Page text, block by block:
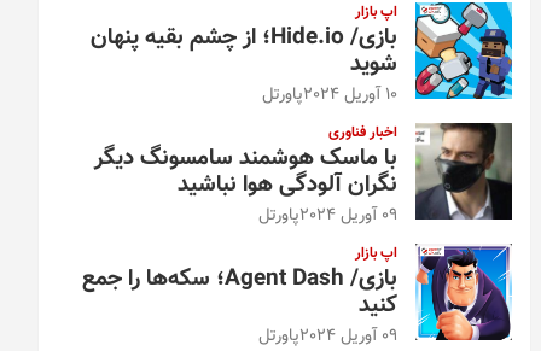
اپ بازار
بازی/ Hide.io؛ از چشم بقیه پنهان
شوید
10 آوریل 2024 پاورتل
اخبار فناوری
با ماسک هوشمند سامسونگ دیگر
نگران آلودگی هوا نباشید
09 آوریل 2024 پاورتل
اپ بازار
بازی/ Agent Dash؛ سکه‌ها را جمع
کنید
09 آوریل 2024 پاورتل